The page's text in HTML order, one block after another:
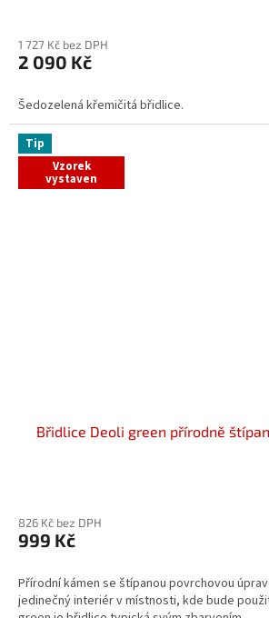
1 727 Kč bez DPH
2 090 Kč
Šedozelená křemičitá břidlice.
Tip
Vzorek
vystaven
Břidlice Deoli green přírodně
826 Kč bez DPH
999 Kč
Přírodní kámen se štípanou povrchovou
jedinečný interiér v místnosti, kde bude